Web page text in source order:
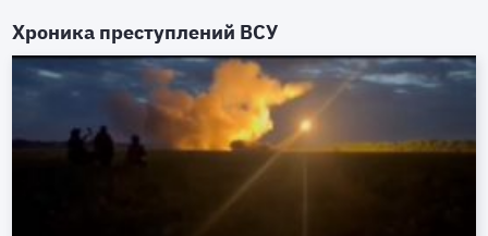
Хроника преступлений ВСУ